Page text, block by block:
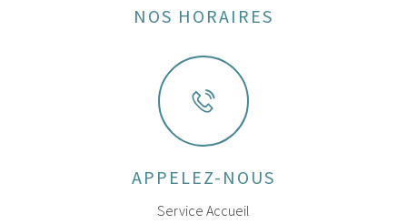
NOS HORAIRES
APPELEZ-NOUS
Service Accueil